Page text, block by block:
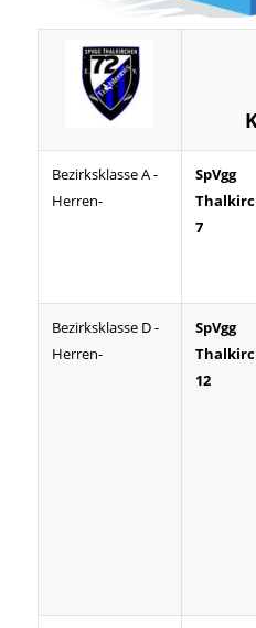
Bezirksklasse A -
Herren-
SpVgg
7
Bezirksklasse D -
Herren-
SpVgg
12